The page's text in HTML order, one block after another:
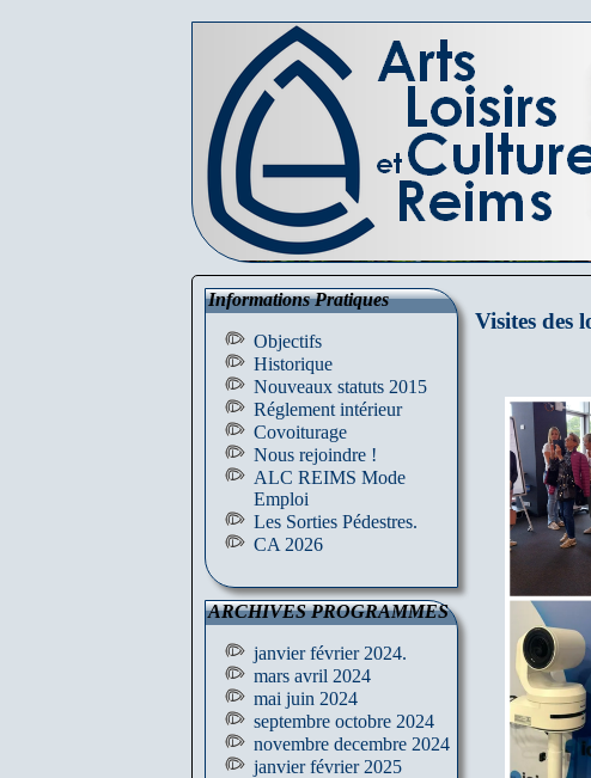
Informations Pratiques
Objectifs
Historique
Nouveaux statuts 2015
Réglement intérieur
Covoiturage
Nous rejoindre !
ALC REIMS Mode
Emploi
Les Sorties Pédestres.
CA 2026
ARCHIVES PROGRAMMES
janvier février 2024.
mars avril 2024
mai juin 2024
septembre octobre 2024
novembre decembre 2024
janvier février 2025
Visites des